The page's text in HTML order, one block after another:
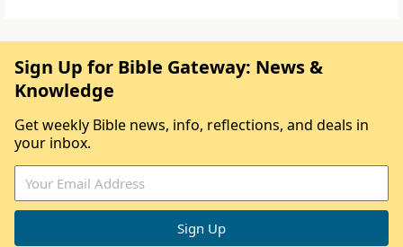
Sign Up for Bible Gateway: News &
Knowledge
Get weekly Bible news, info, reflections, and deals in
your inbox.